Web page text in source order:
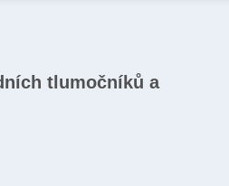
tlumočníků a